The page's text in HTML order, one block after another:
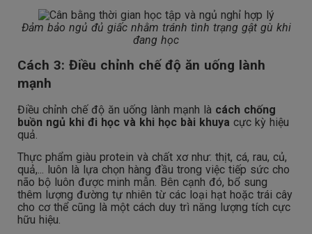
Đảm bảo ngủ đủ giấc nhằm tránh tình trạng gật gù khi
đang học
Cách 3: Điều chỉnh chế độ ăn uống lành
mạnh
Điều chỉnh chế độ ăn uống lành mạnh là cách chống
buồn ngủ khi đi học và khi học bài khuya cực kỳ hiệu
quả.
Thực phẩm giàu protein và chất xơ như: thịt, cá, rau, củ,
quả,... luôn là lựa chọn hàng đầu trong việc tiếp sức cho
não bộ luôn được minh mẫn. Bên cạnh đó, bổ sung
thêm lượng đường tự nhiên từ các loại hạt hoặc trái cây
cho cơ thể cũng là một cách duy trì năng lượng tích cực
hữu hiệu.